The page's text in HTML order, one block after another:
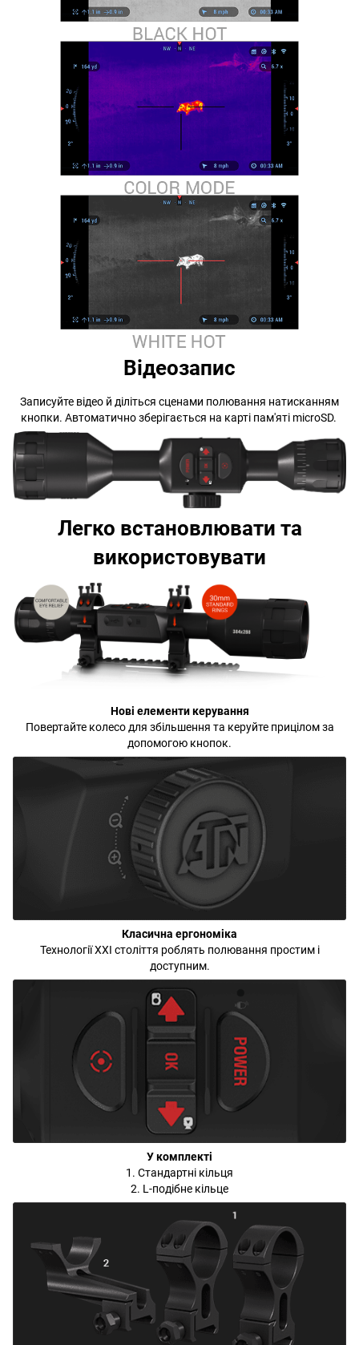
Відеозапис
Записуйте відео й діліться сценами полювання натисканням
кнопки. Автоматично зберігається на карті пам'яті microSD.
Легко встановлювати та
використовувати
Нові елементи керування
Повертайте колесо для збільшення та керуйте прицілом за
допомогою кнопок.
Класична ергономіка
Технології XXI століття роблять полювання простим і
доступним.
У комплекті
1. Стандартні кільця
2. L-подібне кільце